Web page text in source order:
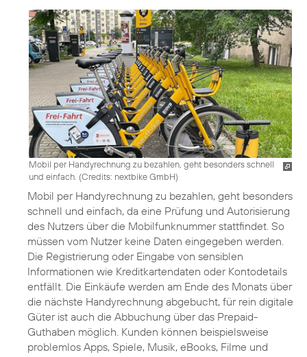
Mobil per Handyrechnung zu bezahlen, geht besonders schnell
und einfach. (Credits: nextbike GmbH)
Mobil per Handyrechnung zu bezahlen, geht besonders
schnell und einfach, da eine Prüfung und Autorisierung
des Nutzers über die Mobilfunknummer stattfindet. So
müssen vom Nutzer keine Daten eingegeben werden.
Die Registrierung oder Eingabe von sensiblen
Informationen wie Kreditkartendaten oder Kontodetails
entfällt. Die Einkäufe werden am Ende des Monats über
die nächste Handyrechnung abgebucht, für rein digitale
Güter ist auch die Abbuchung über das Prepaid-
Guthaben möglich. Kunden können beispielsweise
problemlos Apps, Spiele, Musik, eBooks, Filme und